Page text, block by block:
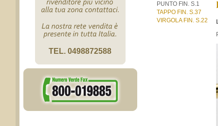
TEL. 0498872588
PUNTO FIN. S.1
TAPPO FIN. S.37
VIRGOLA FIN. S.22